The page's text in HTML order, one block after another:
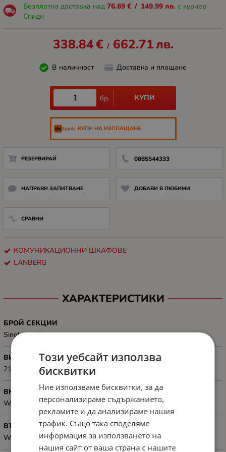
Безплатна доставка над 76.69 € / 149.99 лв. с куриер
Спиди
338.84€ / 662.71лв.
В наличност Доставка и плащане
бр. КУПИ
КУПИ НА ИЗПЛАЩАНЕ
РЕЗЕРВИРАЙ 0885544333
НАПРАВИ ЗАПИТВАНЕ ДОБАВИ В ЛЮБИМИ
СРАВНИ
КОМУНИКАЦИОННИ ШКАФОВЕ
LANBERG
ХАРАКТЕРИСТИКИ
БРОЙ СЕКЦИИ
Single-section
ВИСОЧИНА, MM
2138 mm
ВКЛЮЧЕНИ АКСЕСОАРИ
Wheels with brake, M6 screws
ВЪТРЕШНИ РАМЕРИ, ММ
Working depth: 590 mm
Този уебсайт използва
бисквитки
Ние използваме бисквитки, за да
персонализираме съдържанието,
рекламите и да анализираме нашия
трафик. Също така споделяме
информация за използването на
нашия сайт от ваша страна с нашите